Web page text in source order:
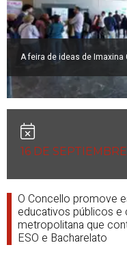
A feira de ideas de
16 DE
O Concello promove
educativos públicos e
metropolitana que
ESO e Bacharelato